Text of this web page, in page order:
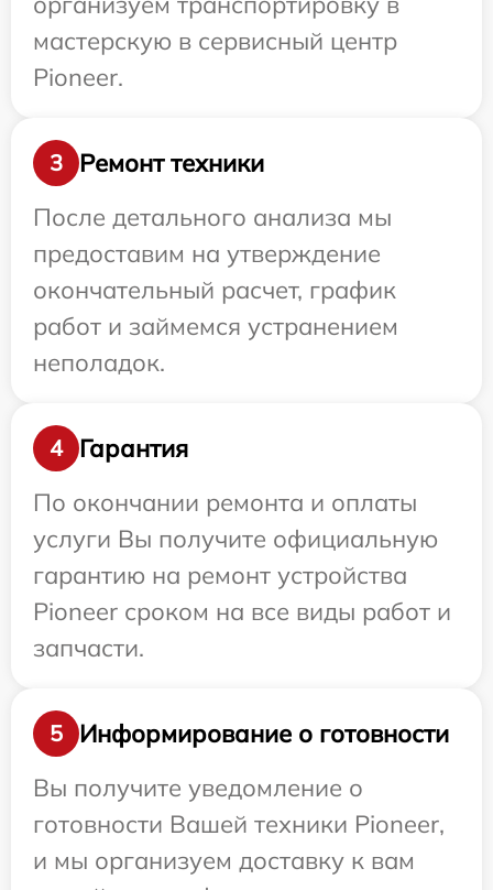
мастерскую в сервисный центр
Pioneer.
3
Ремонт техники
После детального анализа мы
предоставим на утверждение
окончательный расчет, график
работ и займемся устранением
неполадок.
4
Гарантия
По окончании ремонта и оплаты
услуги Вы получите официальную
гарантию на ремонт устройства
Pioneer сроком на все виды работ и
запчасти.
5
Информирование о готовности
Вы получите уведомление о
готовности Вашей техники Pioneer,
и мы организуем доставку к вам